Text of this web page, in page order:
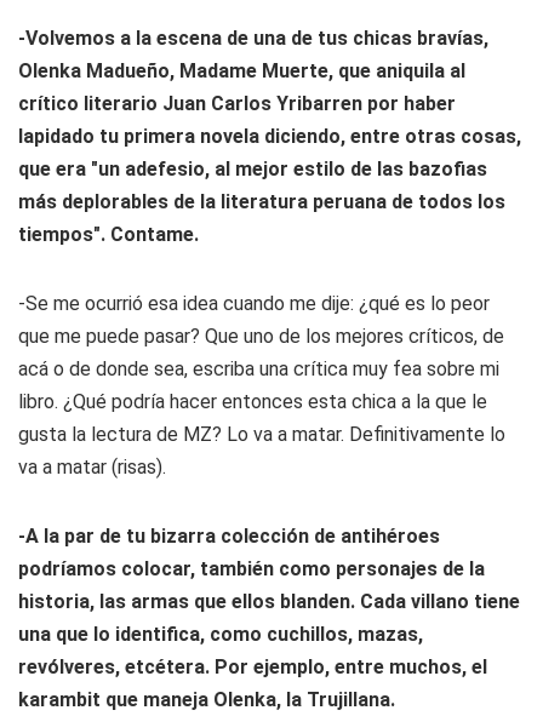
-Volvemos a la escena de una de tus chicas bravías,
Olenka Madueño, Madame Muerte, que aniquila al
crítico literario Juan Carlos Yribarren por haber
lapidado tu primera novela diciendo, entre otras cosas,
que era "un adefesio, al mejor estilo de las bazofias
más deplorables de la literatura peruana de todos los
tiempos". Contame.
-Se me ocurrió esa idea cuando me dije: ¿qué es lo peor
que me puede pasar? Que uno de los mejores críticos, de
acá o de donde sea, escriba una crítica muy fea sobre mi
libro. ¿Qué podría hacer entonces esta chica a la que le
gusta la lectura de MZ? Lo va a matar. Definitivamente lo
va a matar (risas).
-A la par de tu bizarra colección de antihéroes
podríamos colocar, también como personajes de la
historia, las armas que ellos blanden. Cada villano tiene
una que lo identifica, como cuchillos, mazas,
revólveres, etcétera. Por ejemplo, entre muchos, el
karambit que maneja Olenka, la Trujillana.